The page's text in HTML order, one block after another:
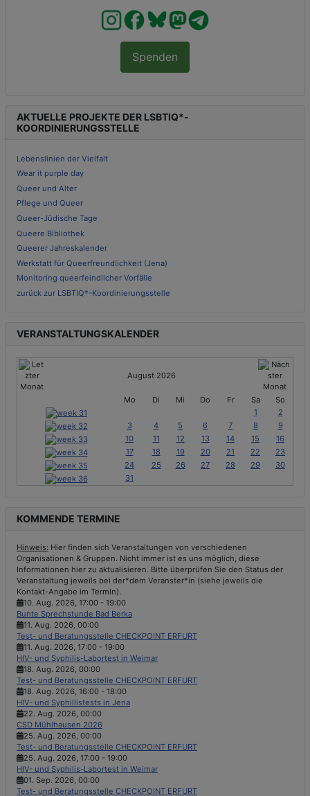
Spenden
AKTUELLE PROJEKTE DER LSBTIQ*-
KOORDINIERUNGSSTELLE
Lebenslinien der Vielfalt
Wear it purple day
Queer und Alter
Pflege und Queer
Queer-Jüdische Tage
Queere Bibliothek
Queerer Jahreskalender
Werkstatt für Queerfreundlichkeit (Jena)
Monitoring queerfeindlicher Vorfälle
zurück zur LSBTIQ*-Koordinierungsstelle
VERANSTALTUNGSKALENDER
August 2026
Mo Di Mi Do Fr Sa
So
1
2
3
4 5 6 7 8
9
10
11 12 13 14 15
16
17
18 19 20 21 22
23
24
25 26 27 28 29
30
31
KOMMENDE TERMINE
Hinweis: Hier finden sich Veranstaltungen von verschiedenen
Organisationen & Gruppen. Nicht immer ist es uns möglich, diese
Informationen hier zu aktualisieren. Bitte überprüfen Sie den Status der
Veranstaltung jeweils bei der*dem Veranster*in (siehe jeweils die
Kontakt-Angabe im Termin).
10. Aug. 2026 17:00 - 19:00
Bunte Sprechstunde Bad Berka
11. Aug. 2026 00:00
Test- und Beratungsstelle CHECKPOINT ERFURT
11. Aug. 2026 17:00 - 19:00
HIV- und Syphilis-Labortest in Weimar
18. Aug. 2026 00:00
Test- und Beratungsstelle CHECKPOINT ERFURT
18. Aug. 2026 16:00 - 18:00
HIV- und Syphillistests in Jena
22. Aug. 2026 00:00
CSD Mühlhausen 2026
25. Aug. 2026 00:00
Test- und Beratungsstelle CHECKPOINT ERFURT
25. Aug. 2026 17:00 - 19:00
HIV- und Syphilis-Labortest in Weimar
01. Sep. 2026 00:00
Test- und Beratungsstelle CHECKPOINT ERFURT